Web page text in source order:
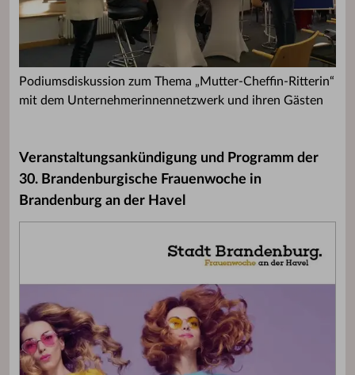
Podiumsdiskussion zum Thema „Mutter-Cheffin-Ritterin“
mit dem Unternehmerinnennetzwerk und ihren Gästen
Veranstaltungsankündigung und Programm der
30. Brandenburgische Frauenwoche in
Brandenburg an der Havel